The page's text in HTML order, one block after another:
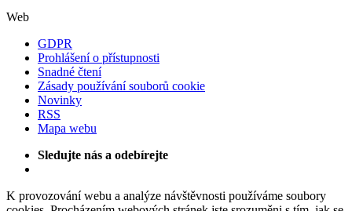
Web
GDPR
Prohlášení o přístupnosti
Snadné čtení
Zásady používání souborů cookie
Novinky
RSS
Mapa webu
Sledujte nás a odebírejte
K provozování webu a analýze návštěvnosti používáme soubory